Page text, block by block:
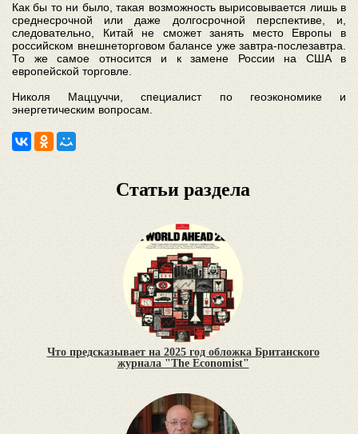
Как бы то ни было, такая возможность вырисовывается лишь в
среднесрочной или даже долгосрочной перспективе, и,
следовательно, Китай не сможет занять место Европы в
российском внешнеторговом балансе уже завтра-послезавтра.
То же самое относится и к замене России на США в
европейской торговле.
Николя Маццуччи, специалист по геоэкономике и
энергетическим вопросам.
Статьи раздела
Что предсказывает на 2025 год обложка Британского
журнала "The Economist"